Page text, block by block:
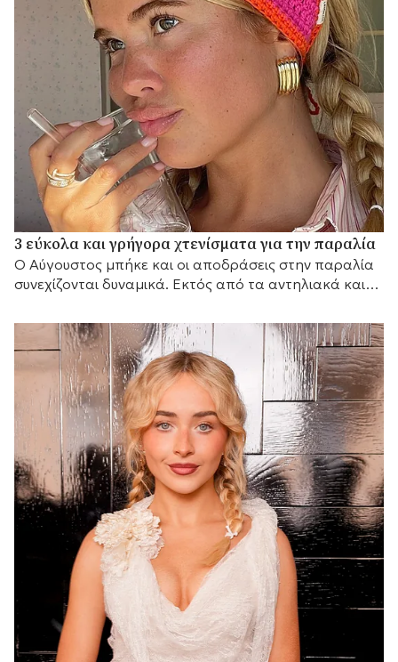
3 εύκολα και γρήγορα χτενίσματα για την παραλία
Ο Αύγουστος μπήκε και οι αποδράσεις στην παραλία
συνεχίζονται δυναμικά. Εκτός από τα αντηλιακά και